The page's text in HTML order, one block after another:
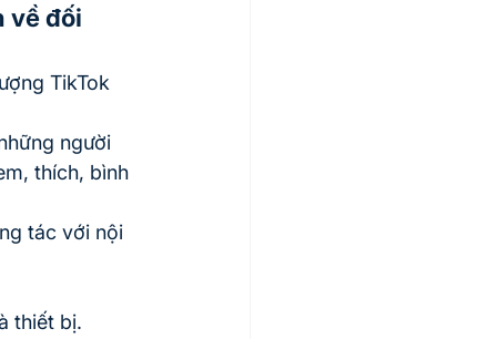
về đối
TikTok
người
thích, bình
tác với nội
thiết bị.